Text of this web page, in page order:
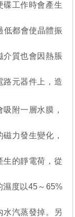
工作時會產生
低都會使晶體振
介質也會因熱脹
路元器件上，造
附一層水膜，
力發生變化，
生的靜電荷，從
濕度以45～65%
水汽蒸發掉。另